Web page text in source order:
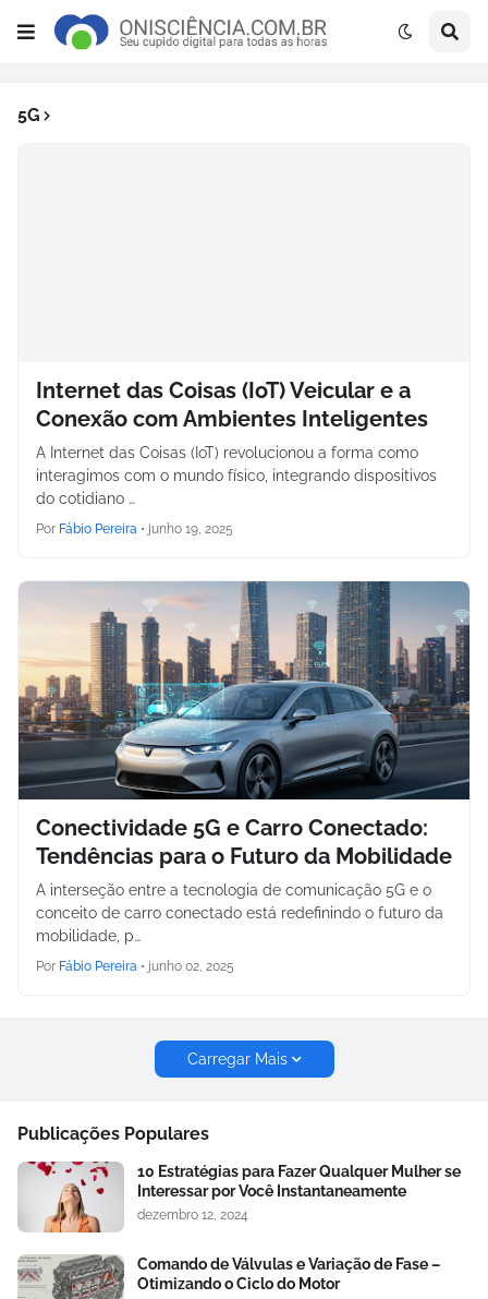
5G
Internet das Coisas (IoT) Veicular e a
Conexão com Ambientes Inteligentes
A Internet das Coisas (IoT) revolucionou a forma como
interagimos com o mundo físico, integrando dispositivos
do cotidiano …
Por Fábio Pereira • junho 19, 2025
Conectividade 5G e Carro Conectado:
Tendências para o Futuro da Mobilidade
A interseção entre a tecnologia de comunicação 5G e o
conceito de carro conectado está redefinindo o futuro da
mobilidade, p…
Por Fábio Pereira • junho 02, 2025
Carregar Mais
Publicações Populares
10 Estratégias para Fazer Qualquer Mulher se
Interessar por Você Instantaneamente
dezembro 12, 2024
Comando de Válvulas e Variação de Fase –
Otimizando o Ciclo do Motor